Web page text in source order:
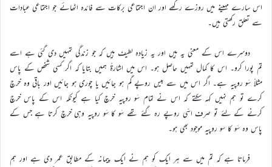
اس سارے مہینے میں روزے رکھے اور ان اجتماعی برکات سے فائدہ اٹھائے جو اجتماعی عبادات
سے تعلق رکھتی ہیں۔
دوسرے اس کے معنی یہ ہیں اور یہ زیادہ لطیف ہیں کہ جو زندگی تمہیں دی گئی ہے اسے
تم پورا کرو۔ اس کا کمال تمہیں حاصل ہو۔ اس میں اشارۃً ہمیں بتایا کہ اگر کسی شخص کے پاس
مثلاً سَو روپیہ ہے۔ اگر اس میں سے بیس روپے گم ہو جائیں یا چوری ہو جائیں اور باقی وہ خرچ
کرے تو ہم نہیں کہہ سکتے کہ اس نے تمام سَو روپیہ خرچ کیا ہے کیونکہ اس کے پاس خرچ
کرنے کے لئے تو صرف اسّی روپے رہ گئے تھے سَو کا سَو روپیہ وہی خرچ کرتا ہے جس کے
پاس وہ سَو کا سو روپیہ موجود بھی ہو۔
فرماتا ہے کہ تم میں سے ہر ایک کو ہم نے ایک پیمانہ کے مطابق عمر دی ہے اور ہم